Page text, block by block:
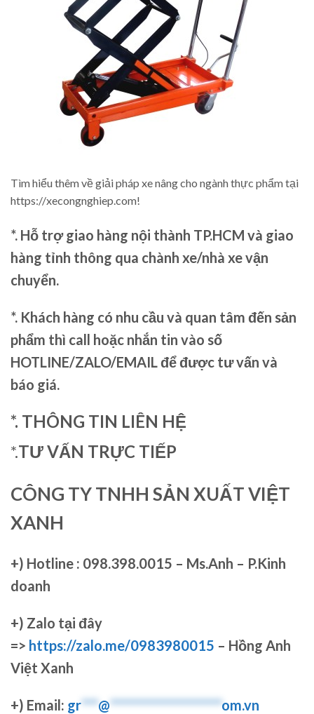
Tìm hiểu thêm về giải pháp xe nâng cho ngành thực phẩm tại
https://xecongnghiep.com!
*. Hỗ trợ giao hàng nội thành TP.HCM và giao
hàng tỉnh thông qua chành xe/nhà xe vận
chuyển.
*. Khách hàng có nhu cầu và quan tâm đến sản
phẩm thì call hoặc nhắn tin vào số
HOTLINE/ZALO/EMAIL để được tư vấn và
báo giá.
*. THÔNG TIN LIÊN HỆ
*.TƯ VẤN TRỰC TIẾP
CÔNG TY TNHH SẢN XUẤT VIỆT
XANH
+) Hotline : 098.398.0015 – Ms.Anh – P.Kinh
doanh
+) Zalo tại đây
=> https://zalo.me/0983980015 – Hồng Anh
Việt Xanh
+) Email: gr***@********************om.vn